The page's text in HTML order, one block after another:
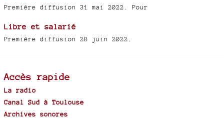
Première diffusion 31 mai 2022. Pour
Libre et salarié
Première diffusion 28 juin 2022.
Accès rapide
La radio
Canal Sud à Toulouse
Archives sonores